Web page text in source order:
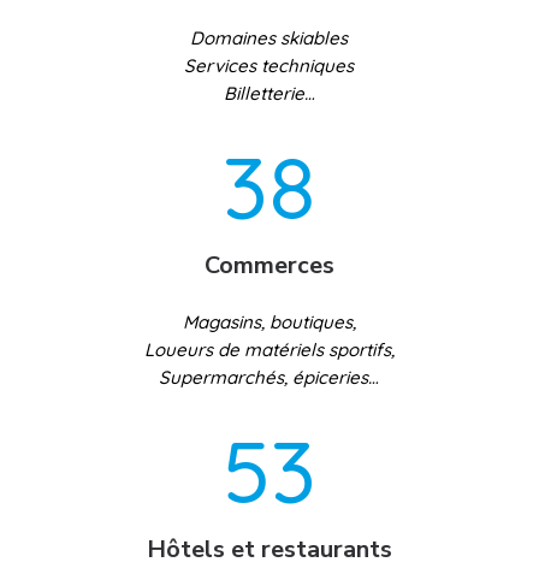
Domaines skiables
Services techniques
Billetterie…
38
Commerces
Magasins, boutiques,
Loueurs de matériels sportifs,
Supermarchés, épiceries…
53
Hôtels et restaurants